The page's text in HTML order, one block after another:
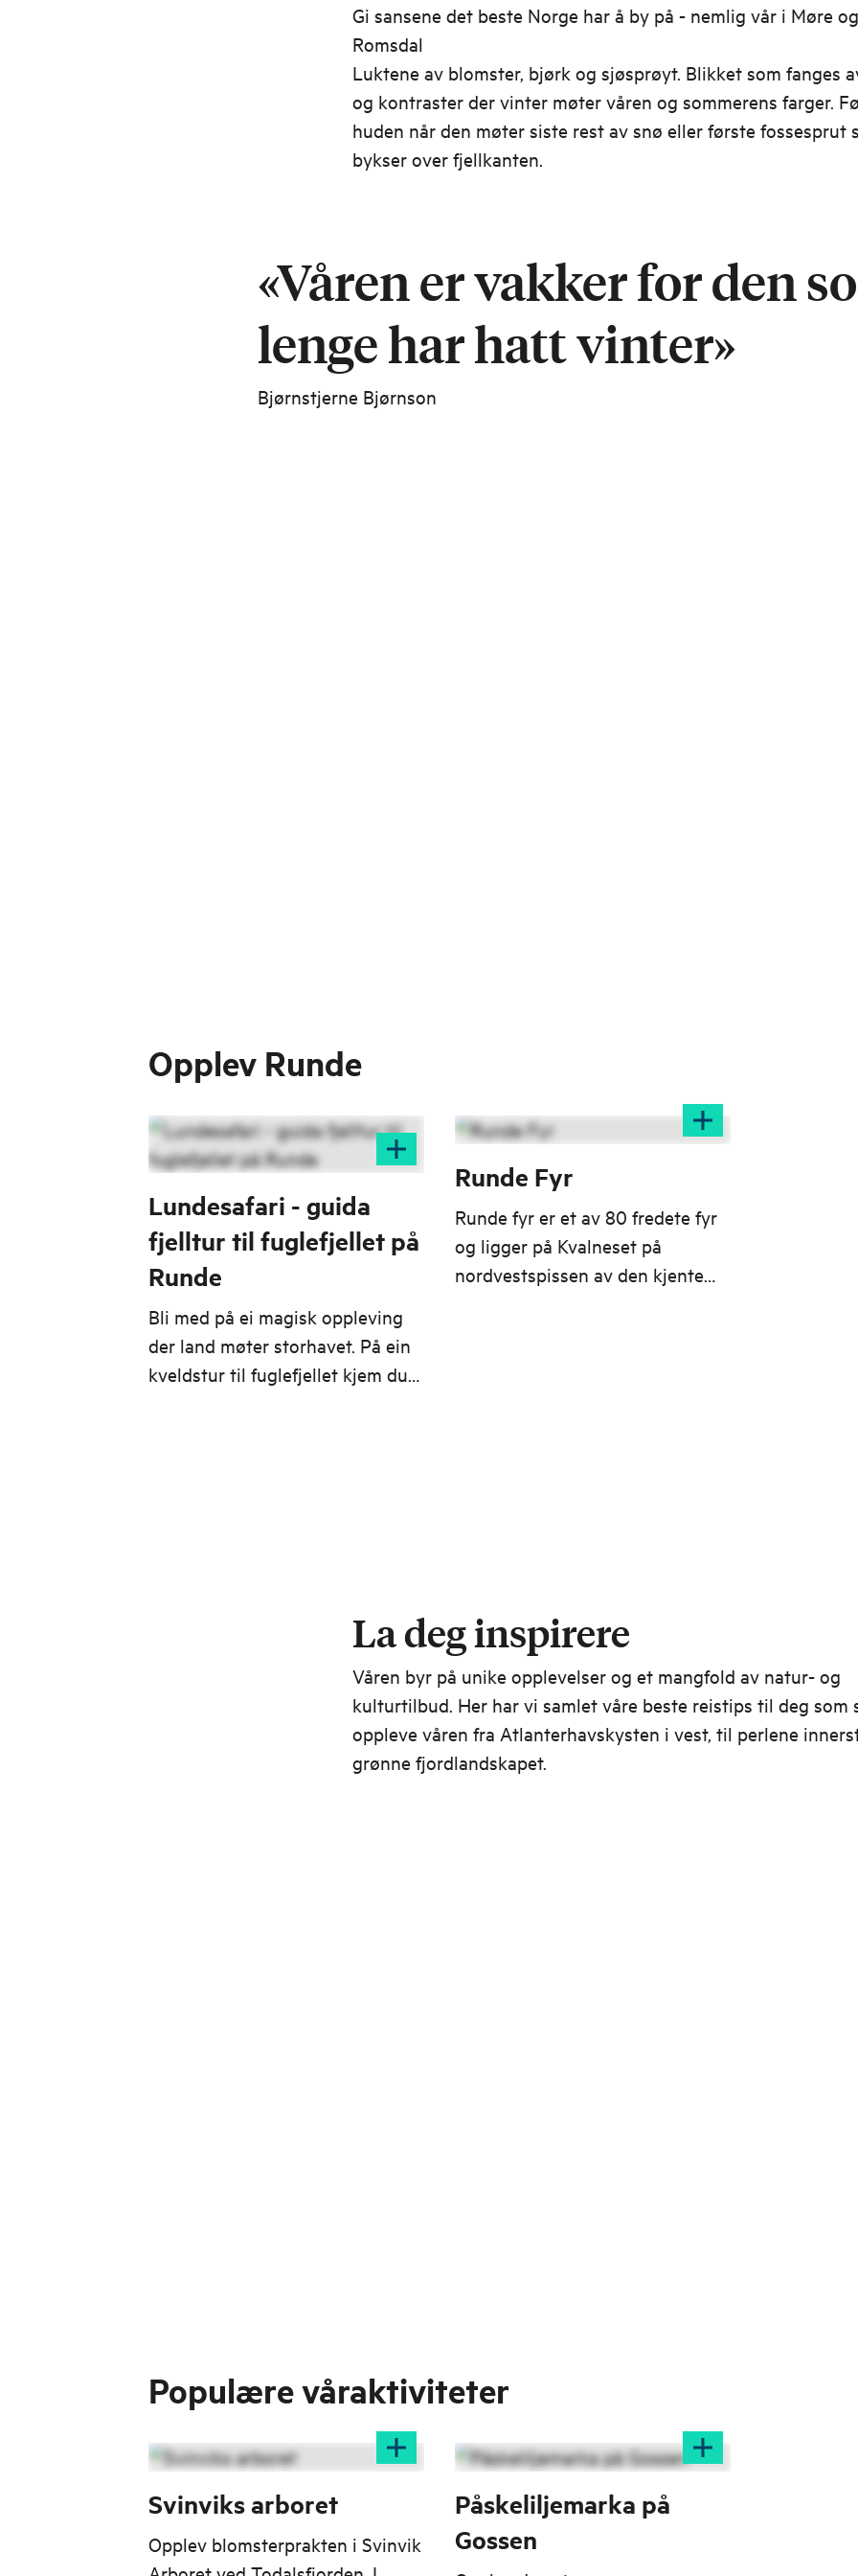
Gi sansene det beste Norge har å by på - nemlig vår i Møre og
Romsdal
Luktene av blomster, bjørk og sjøsprøyt. Blikket som fanges
og kontraster der vinter møter våren og sommerens farger.
huden når den møter siste rest av snø eller første fossesprut
bykser over fjellkanten.
«Våren er vakker for den
lenge har hatt vinter»
Bjørnstjerne Bjørnson
Opplev Runde
Lundesafari - guida
fjelltur til fuglefjellet på
Runde
Bli med på ei magisk oppleving
der land møter storhavet. På ein
kveldstur til fuglefjellet kjem du
Runde Fyr
Runde fyr er et av 80 fredete fyr
og ligger på Kvalneset på
nordvestspissen av den kjente
La deg inspirere
Våren byr på unike opplevelser og et mangfold av natur- og
kulturtilbud. Her har vi samlet våre beste reistips til deg som
oppleve våren fra Atlanterhavskysten i vest, til perlene
grønne fjordlandskapet.
Populære våraktiviteter
Svinviks arboret
Opplev blomsterprakten i Svinvik
Påskeliljemarka på
Gossen